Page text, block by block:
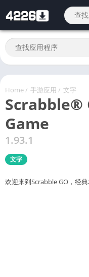
Home/ 手游应用 / 文字
Scrabble®
Game
1.93.1
文字
欢迎来到Scrabble GO，经